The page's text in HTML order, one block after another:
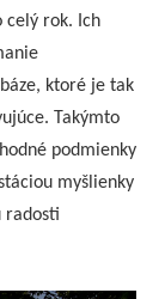
celý rok. Ich
ktoré je tak
Takýmto
podmienky
myšlienky
radosti